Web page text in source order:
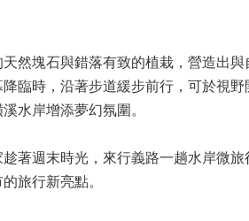
塊石與錯落有致的植栽，營造出與
臨時，沿著步道緩步前行，可於視
水岸增添夢幻氛圍。
週末時光，來行義路一趟水岸微旅
旅行新亮點。